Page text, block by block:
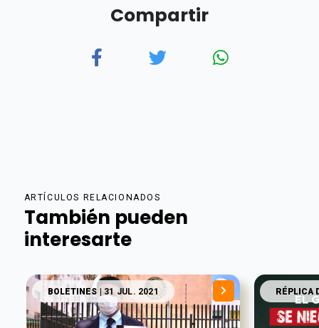
Compartir
ARTÍCULOS RELACIONADOS
También pueden
interesarte
BOLETINES| 31 JUL. 2021 RÉPLICA